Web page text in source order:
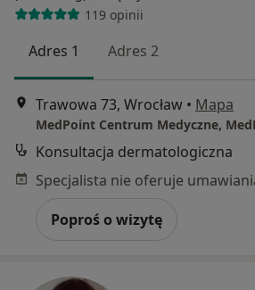
119 opinii
Adres 1 Adres 2
Trawowa 73, Wrocław • Mapa
MedPoint Centrum Medyczne,
Konsultacja dermatologiczna
Poproś o wizytę